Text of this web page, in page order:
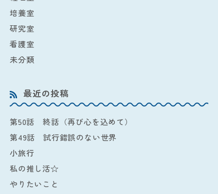
培養室
研究室
看護室
未分類
最近の投稿
第50話 終話（再び心を込めて）
第49話 試行錯誤のない世界
小旅行
私の推し活☆
やりたいこと